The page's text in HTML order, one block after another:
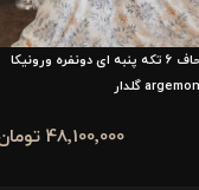
کاور لحاف ۶ تکه پنبه ای دونفره ورونیکا
48٬100٬000 تومان